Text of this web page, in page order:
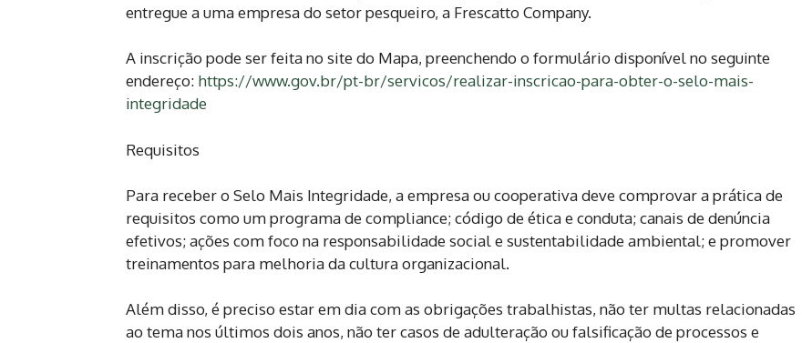
entregue a uma empresa do setor pesqueiro, a Frescatto Company.
A inscrição pode ser feita no site do Mapa, preenchendo o formulário disponível no seguinte
endereço: https://www.gov.br/pt-br/servicos/realizar-inscricao-para-obter-o-selo-mais-
integridade
Requisitos
Para receber o Selo Mais Integridade, a empresa ou cooperativa deve comprovar a prática de
requisitos como um programa de compliance; código de ética e conduta; canais de denúncia
efetivos; ações com foco na responsabilidade social e sustentabilidade ambiental; e promover
treinamentos para melhoria da cultura organizacional.
Além disso, é preciso estar em dia com as obrigações trabalhistas, não ter multas relacionadas
ao tema nos últimos dois anos, não ter casos de adulteração ou falsificação de processos e